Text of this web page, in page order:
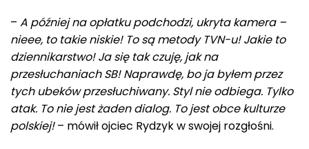
– A później na opłatku podchodzi, ukryta kamera –
nieee, to takie niskie! To są metody TVN-u! Jakie to
dziennikarstwo! Ja się tak czuję, jak na
przesłuchaniach SB! Naprawdę, bo ja byłem przez
tych ubeków przesłuchiwany. Styl nie odbiega. Tylko
atak. To nie jest żaden dialog. To jest obce kulturze
polskiej!– mówił ojciec Rydzyk w swojej rozgłośni.